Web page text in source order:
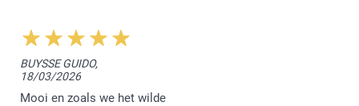
BUYSSE GUIDO,
18/03/2026
Mooi en zoals we het wilde